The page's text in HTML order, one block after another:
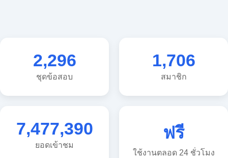
2,296
ชุดข้อสอบ
1,706
สมาชิก
7,477,390
ยอดเข้าชม
ฟรี
ใช้งานตลอด 24 ชั่วโมง